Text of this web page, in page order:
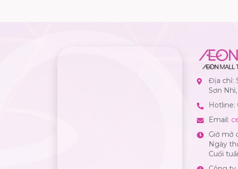
Địa chỉ:
Sơn
Hotline:
Email:
Giờ mở
Ngày
Cuối